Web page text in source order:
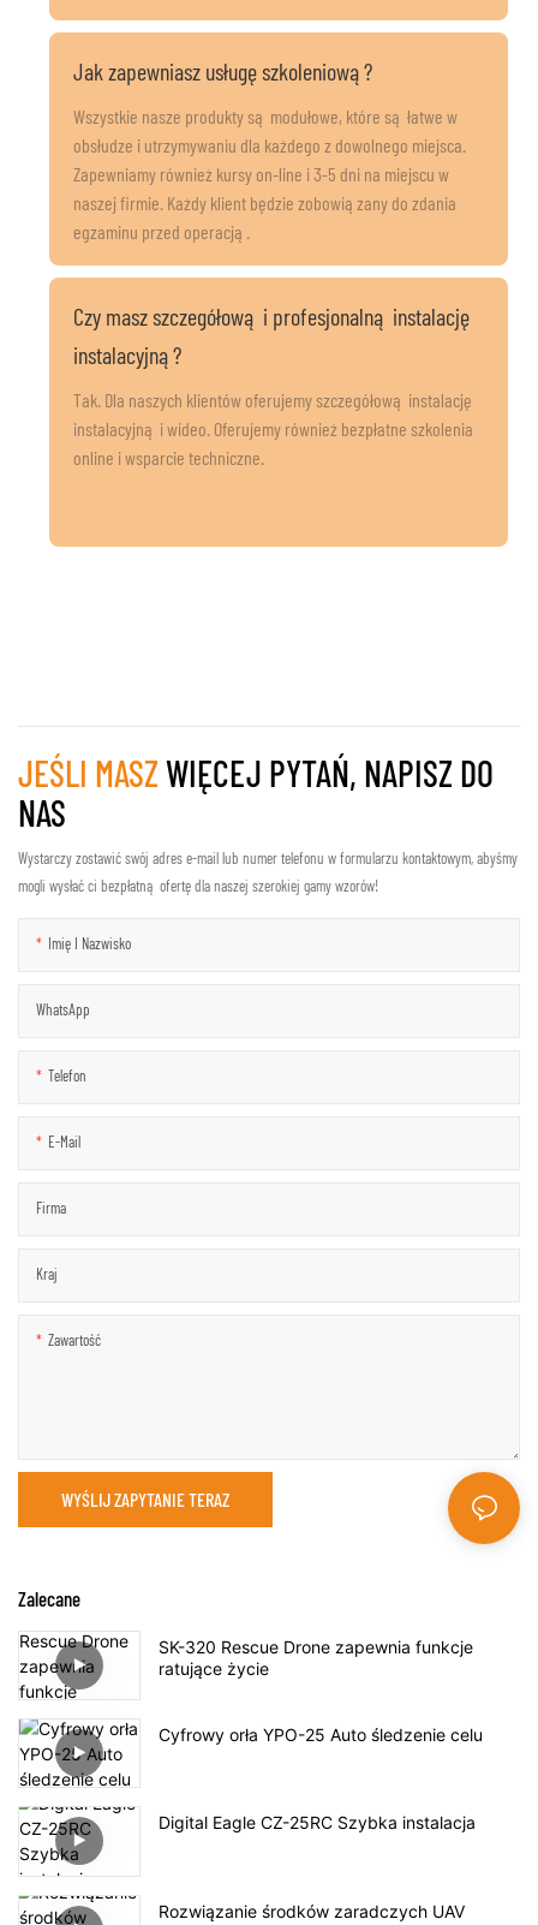
Jak zapewniasz usługę szkoleniową?
Wszystkie nasze produkty są modułowe, które są łatwe w
obsłudze i utrzymywaniu dla każdego z dowolnego miejsca.
Zapewniamy również kursy on-line i 3-5 dni na miejscu w
naszej firmie. Każdy klient będzie zobowiązany do zdania
egzaminu przed operacją.
Czy masz szczegółową i profesjonalną instalację
instalacyjną?
Tak. Dla naszych klientów oferujemy szczegółową instalację
instalacyjną i wideo. Oferujemy również bezpłatne szkolenia
online i wsparcie techniczne.
JEŚLI MASZWIĘCEJ PYTAŃ, NAPISZ DO
NAS
Wystarczy zostawić swój adres e-mail lub numer telefonu w formularzu kontaktowym, abyśmy
mogli wysłać ci bezpłatną ofertę dla naszej szerokiej gamy wzorów!
Imię I Nazwisko
WhatsApp
Telefon
E-Mail
Firma
Kraj
Zawartość
WYŚLIJ ZAPYTANIE TERAZ
Zalecane
SK-320 Rescue Drone zapewnia funkcje
ratujące życie
Cyfrowy orła YPO-25 Auto śledzenie celu
Digital Eagle CZ-25RC Szybka instalacja
Rozwiązanie środków zaradczych UAV